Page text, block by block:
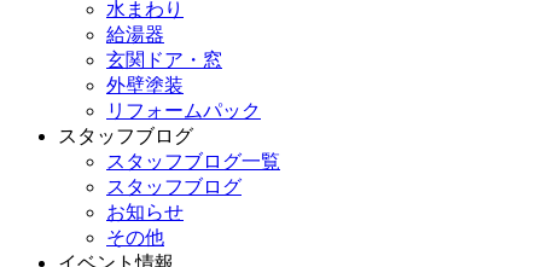
水まわり
給湯器
玄関ドア・窓
外壁塗装
リフォームパック
スタッフブログ
スタッフブログ一覧
スタッフブログ
お知らせ
その他
イベント情報